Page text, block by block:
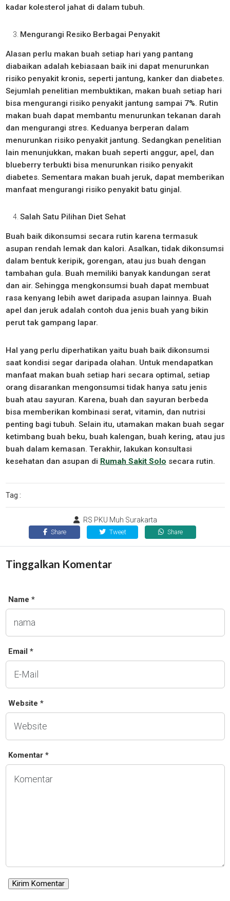
kadar kolesterol jahat di dalam tubuh.
Mengurangi Resiko Berbagai Penyakit
Alasan perlu makan buah setiap hari yang pantang
diabaikan adalah kebiasaan baik ini dapat menurunkan
risiko penyakit kronis, seperti jantung, kanker dan diabetes.
Sejumlah penelitian membuktikan, makan buah setiap hari
bisa mengurangi risiko penyakit jantung sampai 7%. Rutin
makan buah dapat membantu menurunkan tekanan darah
dan mengurangi stres. Keduanya berperan dalam
menurunkan risiko penyakit jantung. Sedangkan penelitian
lain menunjukkan, makan buah seperti anggur, apel, dan
blueberry terbukti bisa menurunkan risiko penyakit
diabetes. Sementara makan buah jeruk, dapat memberikan
manfaat mengurangi risiko penyakit batu ginjal.
Salah Satu Pilihan Diet Sehat
Buah baik dikonsumsi secara rutin karena termasuk
asupan rendah lemak dan kalori. Asalkan, tidak dikonsumsi
dalam bentuk keripik, gorengan, atau jus buah dengan
tambahan gula. Buah memiliki banyak kandungan serat
dan air. Sehingga mengkonsumsi buah dapat membuat
rasa kenyang lebih awet daripada asupan lainnya. Buah
apel dan jeruk adalah contoh dua jenis buah yang bikin
perut tak gampang lapar.
Hal yang perlu diperhatikan yaitu buah baik dikonsumsi
saat kondisi segar daripada olahan. Untuk mendapatkan
manfaat makan buah setiap hari secara optimal, setiap
orang disarankan mengonsumsi tidak hanya satu jenis
buah atau sayuran. Karena, buah dan sayuran berbeda
bisa memberikan kombinasi serat, vitamin, dan nutrisi
penting bagi tubuh. Selain itu, utamakan makan buah segar
ketimbang buah beku, buah kalengan, buah kering, atau jus
buah dalam kemasan. Terakhir, lakukan konsultasi
kesehatan dan asupan di Rumah Sakit Solo secara rutin.
Tag :
RS PKU Muh Surakarta
Share Tweet Share
Tinggalkan Komentar
Name *
Email *
Website *
Komentar *